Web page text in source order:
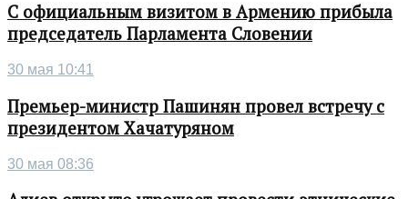
С официальным визитом в Армению прибыла
председатель Парламента Словении
30 мая 10:41
Премьер-министр Пашинян провел встречу с
президентом Хачатуряном
30 мая 08:36